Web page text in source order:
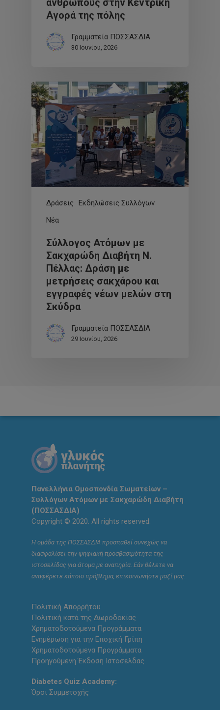
ανθρώπους στην Κεντρική
Αγορά της πόλης
Γραμματεία ΠΟΣΣΑΣΔΙΑ
30 Ιουνίου, 2026
Δράσεις
Εκδηλώσεις Συλλόγων
Νέα
Σύλλογος Ατόμων με
Σακχαρώδη Διαβήτη Ν.
Πέλλας: Δράση με
μετρήσεις σακχάρου και
εγγραφές νέων μελών στη
Σκύδρα
Γραμματεία ΠΟΣΣΑΣΔΙΑ
29 Ιουνίου, 2026
Πανελλήνια Ομοσπονδία Σωματείων –
Συλλόγων Ατόμων με Σακχαρώδη Διαβήτη
(ΠΟΣΣΑΣΔΙΑ)
Copyright © 2020. All rights reserved.
Η ομάδα της ΠΟΣΣΑΣΔΙΑ προσπαθεί συνεχώς να
διασφαλίσει την ψηφιακή προσβασιμότητα της
ιστοσελίδας για άτομα με αναπηρία. Εάν θέλετε να
αναφέρετε κάποιο πρόβλημα, επικοινωνήστε μαζί μας.
Πολιτική Απορρήτου
Πολιτική κατά της Δωροδοκίας
Χρηματοδοτούμενα Προγράμματα
Ενημέρωση για την Εποχική Γρίπη
Χρηματοδοτούμενα Προγράμματα
Προηγούμενη Έκδοση Ιστοσελδας
Diabetes Quiz Academy:
Όροι Συμμετοχής